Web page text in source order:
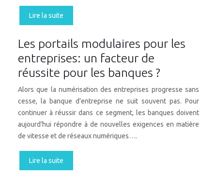
Lire la suite
Les portails modulaires pour les
entreprises: un facteur de
réussite pour les banques ?
Alors que la numérisation des entreprises progresse sans
cesse, la banque d’entreprise ne suit souvent pas. Pour
continuer à réussir dans ce segment, les banques doivent
aujourd’hui répondre à de nouvelles exigences en matière
de vitesse et de réseaux numériques….
Lire la suite